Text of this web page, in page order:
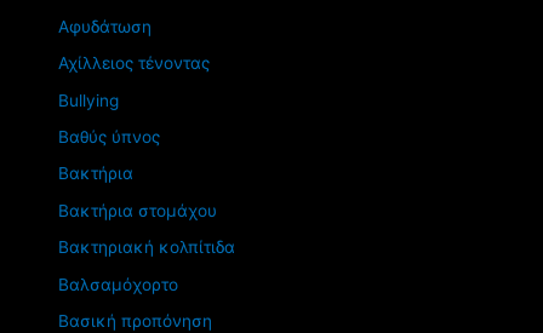
Αφυδάτωση
Αχίλλειος τένοντας
Βullying
Βαθύς ύπνος
Βακτήρια
Βακτήρια στομάχου
Βακτηριακή κολπίτιδα
Βαλσαμόχορτο
Βασική προπόνηση